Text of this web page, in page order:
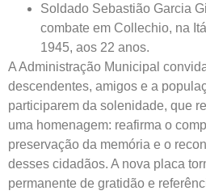
Soldado Sebastião Garcia
combate em Collechio, na
1945, aos 22 anos.
A Administração Municipal
descendentes, amigos e a
participarem da solenidade, que
uma homenagem: reafirma o
preservação da memória e o
desses cidadãos. A nova placa
permanente de gratidão e